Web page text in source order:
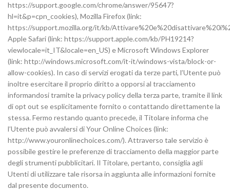
https://support.google.com/chrome/answer/95647?
hl=it&p=cpn_cookies), Mozilla Firefox (link:
https://support.mozilla.org/it/kb/
Apple Safari (link: https://support.apple.com/kb/PH19214?
viewlocale=it_IT&locale=en_US) e Microsoft Windows Explorer
(link: http://windows.microsoft.com/it-it/windows-vista/block-or-
allow-cookies). In caso di servizi erogati da terze parti, l’Utente può
inoltre esercitare il proprio diritto a opporsi al tracciamento
informandosi tramite la privacy policy della terza parte, tramite il link
di opt out se esplicitamente fornito o contattando direttamente la
stessa. Fermo restando quanto precede, il Titolare informa che
l’Utente può avvalersi di Your Online Choices (link:
http://www.youronlinechoices.com/). Attraverso tale servizio è
possibile gestire le preferenze di tracciamento della maggior parte
degli strumenti pubblicitari. Il Titolare, pertanto, consiglia agli
Utenti di utilizzare tale risorsa in aggiunta alle informazioni fornite
dal presente documento.